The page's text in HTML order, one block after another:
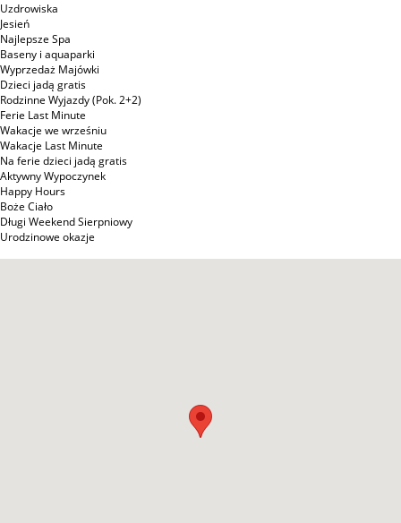
Uzdrowiska
Jesień
Najlepsze Spa
Baseny i aquaparki
Wyprzedaż Majówki
Dzieci jadą gratis
Rodzinne Wyjazdy (Pok. 2+2)
Ferie Last Minute
Wakacje we wrześniu
Wakacje Last Minute
Na ferie dzieci jadą gratis
Aktywny Wypoczynek
Happy Hours
Boże Ciało
Długi Weekend Sierpniowy
Urodzinowe okazje